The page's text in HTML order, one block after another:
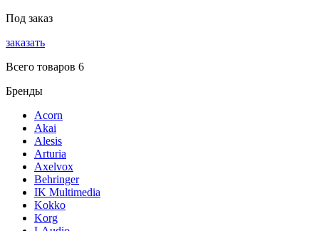
Под заказ
заказать
Всего товаров 6
Бренды
Acorn
Akai
Alesis
Arturia
Axelvox
Behringer
IK Multimedia
Kokko
Korg